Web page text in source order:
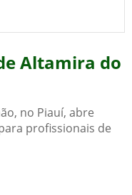
Altamira do
no Piauí, abre
profissionais de